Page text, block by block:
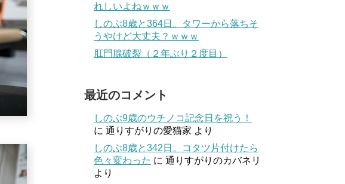
れしいよねｗｗｗ
しのぶ8歳と364日。タワーから落ちそ
うやけど大丈夫？ｗｗｗ
肛門腺破裂（２年ぶり２度目）
最近のコメント
しのぶ9歳のウチノコ記念日を祝う！
に 通りすがりの愛猫家 より
しのぶ8歳と342日。コタツ片付けたら
色々変わった に 通りすがりのカバネリ
より